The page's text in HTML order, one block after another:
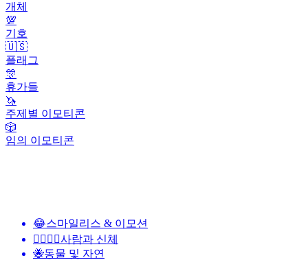
개체
💯
기호
🇺🇸
플래그
🎊
휴가들
🦄
주제별 이모티콘
🎲
임의 이모티콘
😂스마일리스 & 이모션
👩‍❤️‍💋‍👨사람과 신체
🐝동물 및 자연